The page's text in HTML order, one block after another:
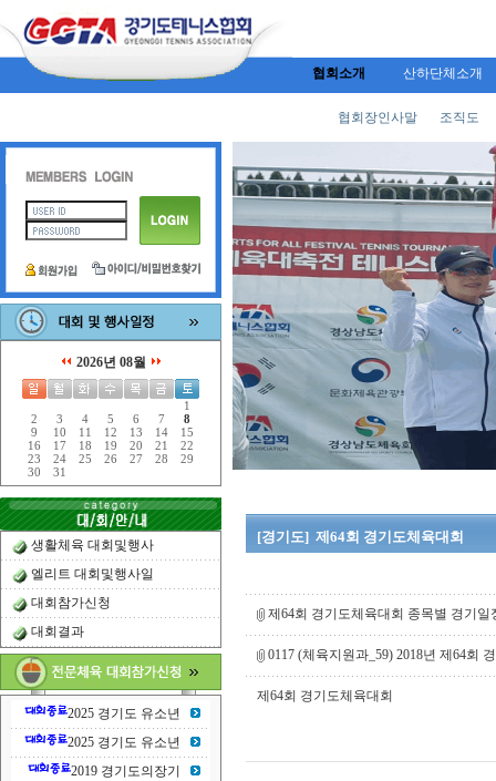
협회소개 산하단체소개
협회장인사말 조직도
2026년 08월
1
2
3 4 5 6 7
8
9
10 11 12 13 14
15
16
17 18 19 20 21
22
23
24 25 26 27 28
29
30
31
생활체육 대회및행사
엘리트 대회및행사일
대회참가신청
대회결과
2025 경기도 유소년
2025 경기도 유소년
2019 경기도의장기
[경기도] 제64회 경기도체육대회
제64회 경기도체육대회 종목별 경기
0117 (체육지원과_59) 2018년 제64회
제64회 경기도체육대회